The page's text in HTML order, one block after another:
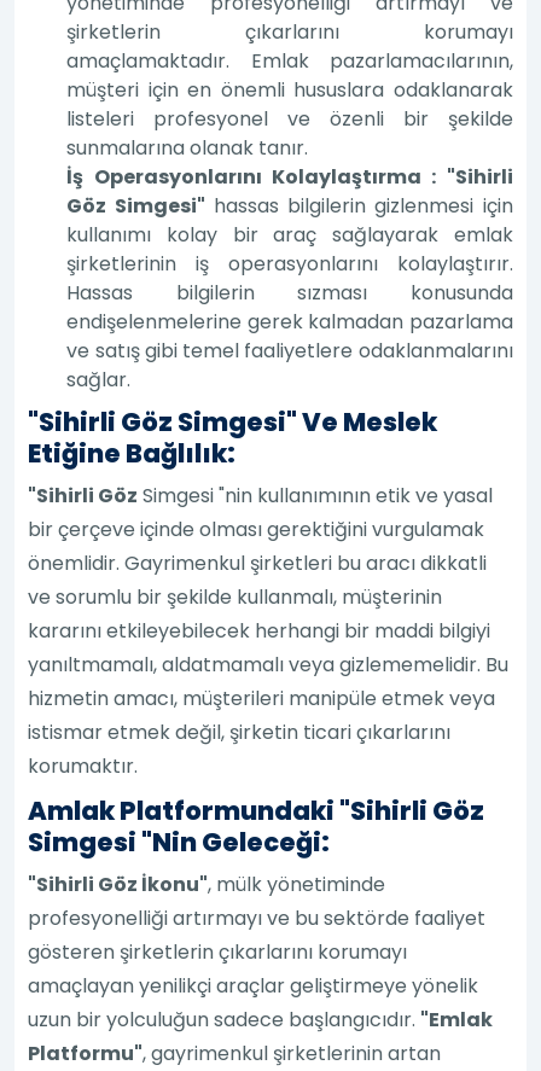
şirketlerin çıkarlarını korumayı
amaçlamaktadır. Emlak pazarlamacılarının,
müşteri için en önemli hususlara odaklanarak
listeleri profesyonel ve özenli bir şekilde
sunmalarına olanak tanır.
İş Operasyonlarını Kolaylaştırma : "Sihirli
Göz Simgesi" hassas bilgilerin gizlenmesi için
kullanımı kolay bir araç sağlayarak emlak
şirketlerinin iş operasyonlarını kolaylaştırır.
Hassas bilgilerin sızması konusunda
endişelenmelerine gerek kalmadan pazarlama
ve satış gibi temel faaliyetlere odaklanmalarını
sağlar.
"Sihirli Göz Simgesi" Ve Meslek
Etiğine Bağlılık:
"Sihirli Göz Simgesi "nin kullanımının etik ve yasal
bir çerçeve içinde olması gerektiğini vurgulamak
önemlidir. Gayrimenkul şirketleri bu aracı dikkatli
ve sorumlu bir şekilde kullanmalı, müşterinin
kararını etkileyebilecek herhangi bir maddi bilgiyi
yanıltmamalı, aldatmamalı veya gizlememelidir. Bu
hizmetin amacı, müşterileri manipüle etmek veya
istismar etmek değil, şirketin ticari çıkarlarını
korumaktır.
Amlak Platformundaki "Sihirli Göz
Simgesi "nin Geleceği:
"Sihirli Göz İkonu", mülk yönetiminde
profesyonelliği artırmayı ve bu sektörde faaliyet
gösteren şirketlerin çıkarlarını korumayı
amaçlayan yenilikçi araçlar geliştirmeye yönelik
uzun bir yolculuğun sadece başlangıcıdır. "Emlak
Platformu", gayrimenkul şirketlerinin artan